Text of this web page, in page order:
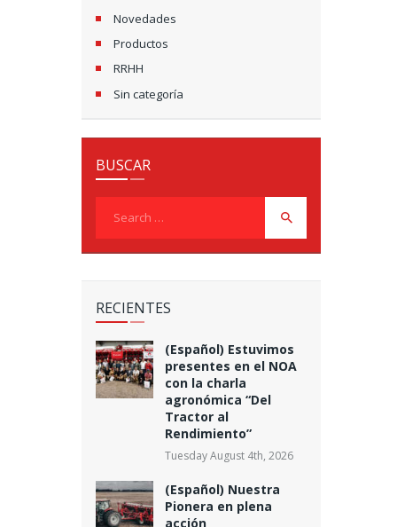
Novedades
Productos
RRHH
Sin categoría
BUSCAR
RECIENTES
(Español) Estuvimos
presentes en el NOA
con la charla
agronómica “Del
Tractor al
Rendimiento”
Tuesday August 4th, 2026
(Español) Nuestra
Pionera en plena
acción